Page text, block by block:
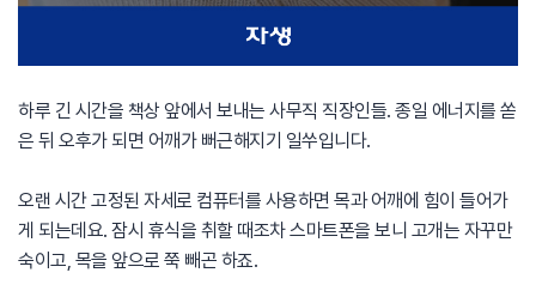
하루 긴 시간을 책상 앞에서 보내는 사무직 직장인들. 종일 에너지를 쏟
은 뒤 오후가 되면 어깨가 뻐근해지기 일쑤입니다.
오랜 시간 고정된 자세로 컴퓨터를 사용하면 목과 어깨에 힘이 들어가
게 되는데요. 잠시 휴식을 취할 때조차 스마트폰을 보니 고개는 자꾸만
숙이고, 목을 앞으로 쭉 빼곤 하죠.